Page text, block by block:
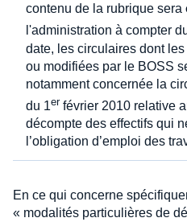
contenu de la rubrique sera
l'administration à compter
date, les circulaires dont
ou modifiées par le BOSS
notamment concernée la
du 1er février 2010 relative
décompte des effectifs qui
l’obligation d’emploi des
En ce qui concerne
« modalités particulières de